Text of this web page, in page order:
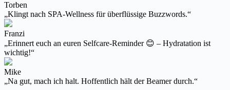
Torben
„Klingt nach SPA-Wellness für überflüssige Buzzwords.“
Franzi
„Erinnert euch an euren Selfcare-Reminder 😊 – Hydratation ist
wichtig!“
Mike
„Na gut, mach ich halt. Hoffentlich hält der Beamer durch.“